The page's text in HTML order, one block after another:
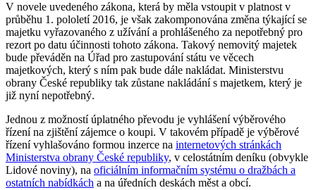
V novele uvedeného zákona, která by měla vstoupit v platnost v
průběhu 1. pololetí 2016, je však zakomponována změna týkající se
majetku vyřazovaného z užívání a prohlášeného za nepotřebný pro
rezort po datu účinnosti tohoto zákona. Takový nemovitý majetek
bude převáděn na Úřad pro zastupování státu ve věcech
majetkových, který s ním pak bude dále nakládat. Ministerstvu
obrany České republiky tak zůstane nakládání s majetkem, který je
již nyní nepotřebný.
Jednou z možností úplatného převodu je vyhlášení výběrového
řízení na zjištění zájemce o koupi. V takovém případě je výběrové
řízení vyhlašováno formou inzerce na internetových stránkách
Ministerstva obrany České republiky, v celostátním deníku (obvykle
Lidové noviny), na oficiálním informačním systému o dražbách a
ostatních nabídkách a na úředních deskách měst a obcí.